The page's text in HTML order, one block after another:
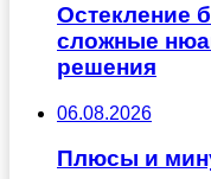
Остекление
сложные
решения
06.08.2026
Плюсы и